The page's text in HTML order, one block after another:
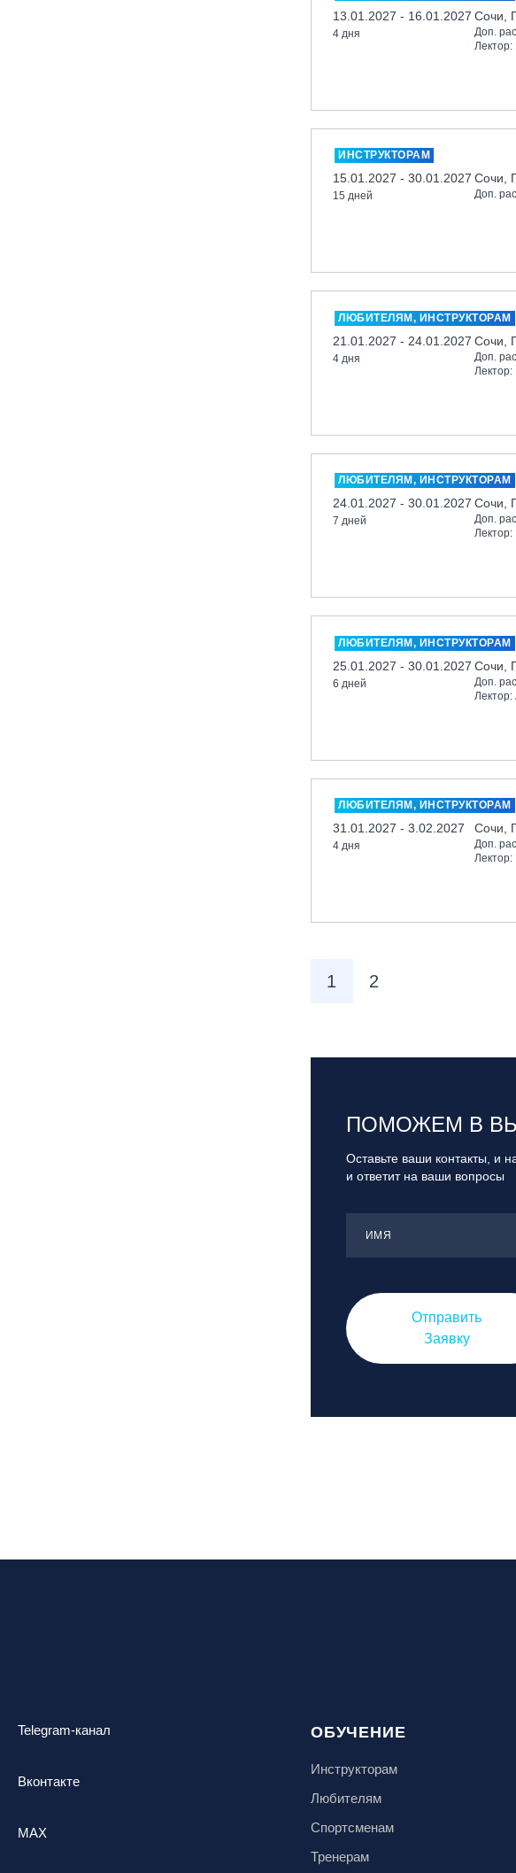
13.01.2027 - 16.01.2027
4 дня
Сочи,
Доп.
ИНСТРУКТОРАМ
15.01.2027 - 30.01.2027
15 дней
Сочи,
Доп.
ЛЮБИТЕЛЯМ, ИНСТРУКТОРАМ
21.01.2027 - 24.01.2027
4 дня
Сочи,
Доп.
ЛЮБИТЕЛЯМ, ИНСТРУКТОРАМ
24.01.2027 - 30.01.2027
7 дней
Сочи,
Доп.
Лектор:
ЛЮБИТЕЛЯМ, ИНСТРУКТОРАМ
25.01.2027 - 30.01.2027
6 дней
Сочи,
Доп.
ЛЮБИТЕЛЯМ, ИНСТРУКТОРАМ
31.01.2027 - 3.02.2027
4 дня
Сочи,
Доп.
1 2
ПОМОЖЕМ В
Оставьте ваши контакты, и
и ответит на ваши вопросы
ИМЯ
Отправить
Заявку
Telegram-канал
Вконтакте
MAX
ОБУЧЕНИЕ
Инструкторам
Любителям
Спортсменам
Тренерам